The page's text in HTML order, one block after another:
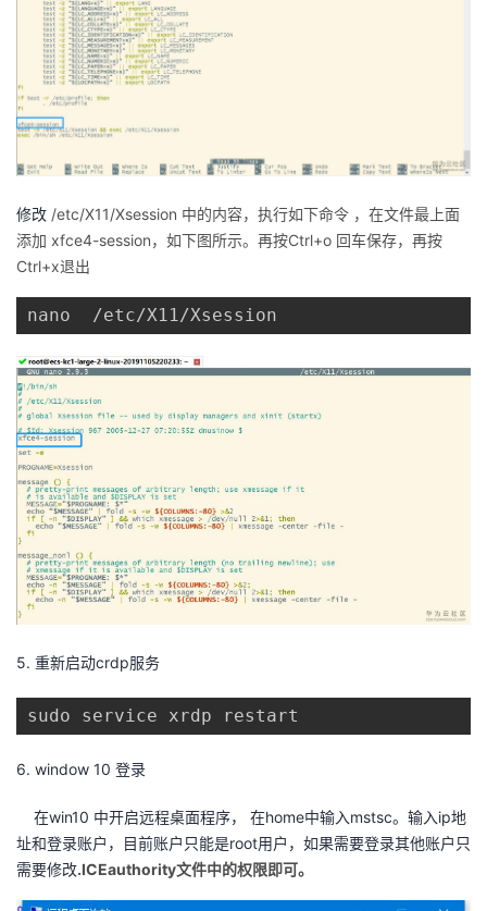
修改 /etc/X11/Xsession 中的内容，执行如下命令 ， 在文件最上面
添加 xfce4-session，如下图所示。 再按Ctrl+o 回车保存，再按
Ctrl+x退出
nano  /etc/X11/Xsession
5. 重新启动crdp服务
sudo service xrdp restart
6. window 10 登录
在win10 中开启远程桌面程序， 在home中输入mstsc。输入ip地
址和登录账户，目前账户只能是root用户，如果需要登录其他账户只
需要修改.ICEauthority文件中的权限即可。